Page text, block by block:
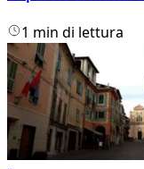
1 min di lettura